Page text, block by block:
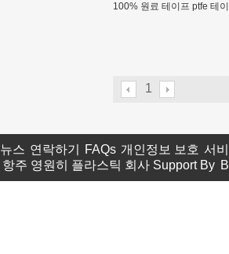
100% 원료 테이프 ptfe 테
1
뉴스 연락하기 FAQs 개인정보 보호 서
항주 영원히 플라스틱 회사 Support By